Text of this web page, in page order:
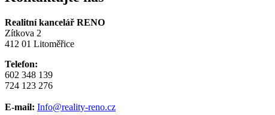
Realitní kancelář RENO
Zítkova 2
412 01 Litoměřice
Telefon:
602 348 139
724 123 276
E-mail: Info@reality-reno.cz